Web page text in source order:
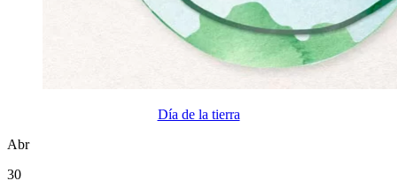
Día de la tierra
Abr
30